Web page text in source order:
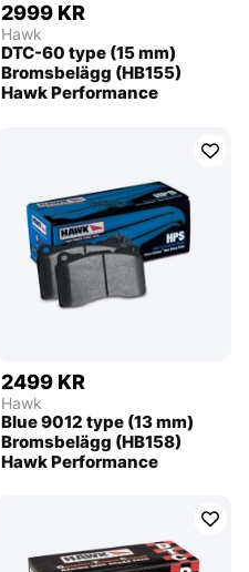
2999 KR
Hawk
DTC-60 type (15 mm)
Bromsbelägg (HB155)
Hawk Performance
2499 KR
Hawk
Blue 9012 type (13 mm)
Bromsbelägg (HB158)
Hawk Performance